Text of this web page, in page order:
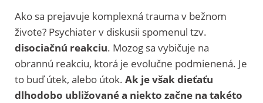
Ako sa prejavuje komplexná trauma v bežnom
živote? Psychiater v diskusii spomenul tzv.
disociačnú reakciu. Mozog sa vybičuje na
obrannú reakciu, ktorá je evolučne podmienená. Je
to buď útek, alebo útok. Ak je však dieťaťu
dlhodobo ubližované a niekto začne na takéto